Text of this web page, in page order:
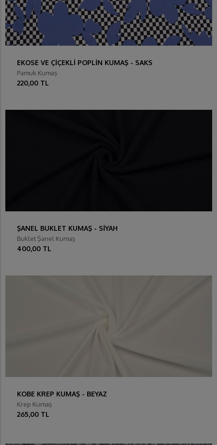
EKOSE VE ÇİÇEKLİ POPLİN KUMAŞ - SAKS
Pamuk Kumaş
220,00 TL
ŞANEL BUKLET KUMAŞ - SİYAH
Buklet Şanel Kumaş
400,00 TL
KOBE KREP KUMAŞ - BEYAZ
Krep Kumaş
265,00 TL